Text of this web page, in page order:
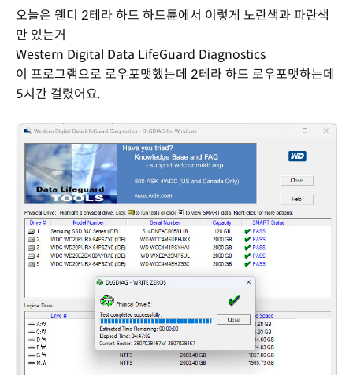
오늘은 웬디 2테라 하드 하드튠에서 이렇게 노란색과 파란색
만 있는거
Western Digital Data LifeGuard Diagnostics
이 프로그램으로 로우포맷했는데 2테라 하드 로우포맷하는데
5시간 걸렸어요.